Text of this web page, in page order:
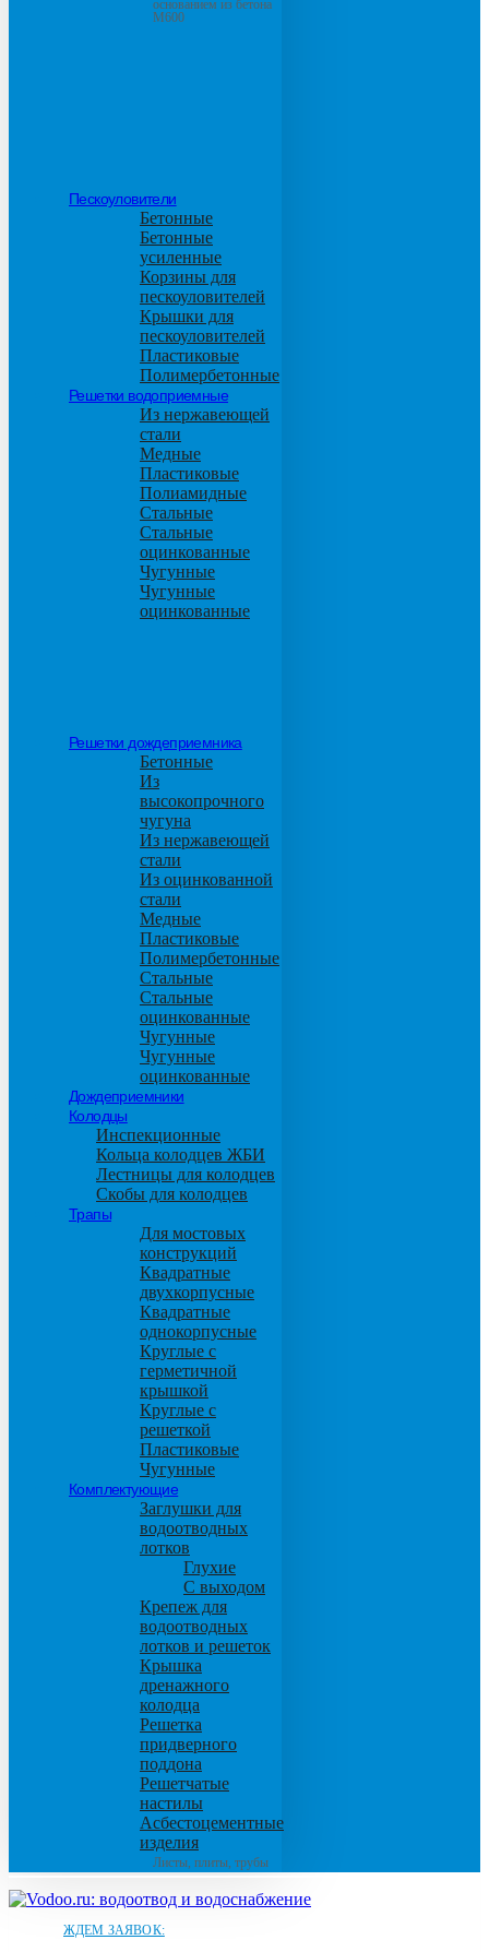
основанием из бетона
М600
Пескоуловители
Бетонные
Бетонные
усиленные
Корзины для
пескоуловителей
Крышки для
пескоуловителей
Пластиковые
Полимербетонные
Решетки водоприемные
Из нержавеющей
стали
Медные
Пластиковые
Полиамидные
Стальные
Стальные
оцинкованные
Чугунные
Чугунные
оцинкованные
Решетки дождеприемника
Бетонные
Из
высокопрочного
чугуна
Из нержавеющей
стали
Из оцинкованной
стали
Медные
Пластиковые
Полимербетонные
Стальные
Стальные
оцинкованные
Чугунные
Чугунные
оцинкованные
Дождеприемники
Колодцы
Инспекционные
Кольца колодцев ЖБИ
Лестницы для колодцев
Скобы для колодцев
Трапы
Для мостовых
конструкций
Квадратные
двухкорпусные
Квадратные
однокорпусные
Круглые с
герметичной
крышкой
Круглые с
решеткой
Пластиковые
Чугунные
Комплектующие
Заглушки для
водоотводных
лотков
Глухие
С выходом
Крепеж для
водоотводных
лотков и решеток
Крышка
дренажного
колодца
Решетка
придверного
поддона
Решетчатые
настилы
Асбестоцементные
изделия
Листы, плиты, трубы
ЖДЕМ ЗАЯВОК: